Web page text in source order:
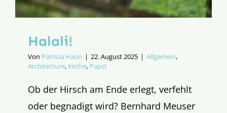
Halali!
Von Patricia Haun | 22. August 2025 | Allgemein,
Architecture, Kirche, Papst
Ob der Hirsch am Ende erlegt, verfehlt
oder begnadigt wird? Bernhard Meuser